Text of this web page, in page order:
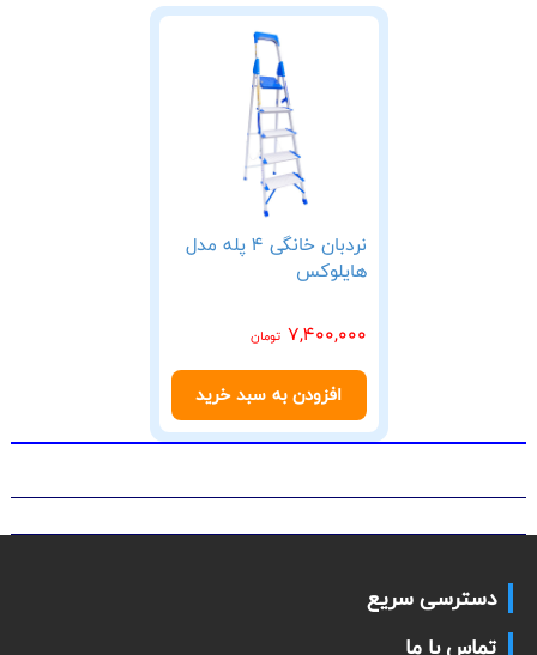
نردبان خانگی 4 پله مدل
هایلوکس
7,400,000 تومان
افزودن به سبد خرید
دسترسی سریع
تماس با ما